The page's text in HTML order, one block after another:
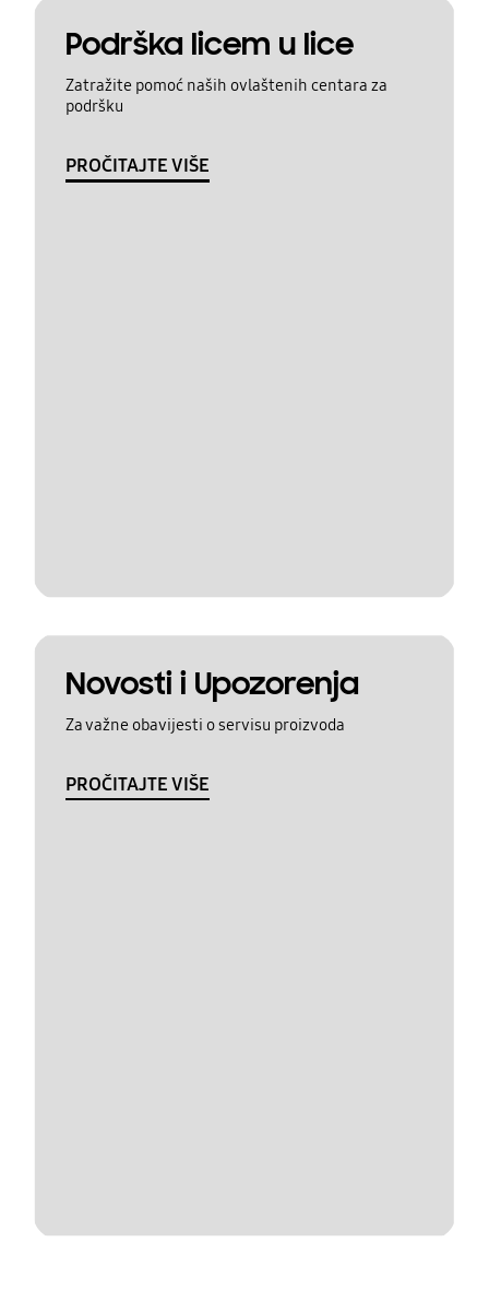
Podrška licem u lice
Zatražite pomoć naših ovlaštenih centara za
podršku
PROČITAJTE VIŠE
Novosti i Upozorenja
Za važne obavijesti o servisu proizvoda
PROČITAJTE VIŠE